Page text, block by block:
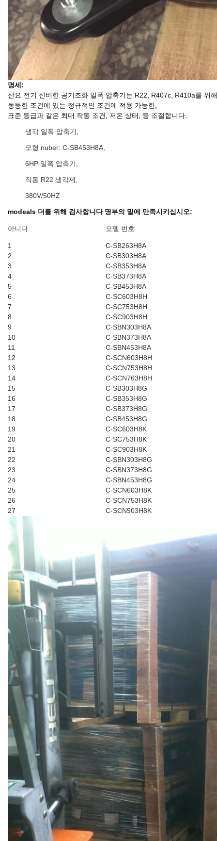
명세:
산요 전기 신비한 공기조화 일폭 압축기는 R22, R407c, R410a를 위
동등한 조건에 있는 정규적인 조건에 적용 가능한,
표준 등급과 같은 최대 작동 조건, 저온 상태, 등 조절합니다.
냉각 일폭 압축기,
모형 nuber: C-SB453H8A,
6HP 일폭 압축기,
작동 R22 냉각제,
380V/50HZ
modeals 더를 위해 검사합니다 명부의 밑에 만족시키십시오:
아니다 모델 번호
1
C-SB263H8A
2
C-SB303H8A
3
C-SB353H8A
4
C-SB373H8A
5
C-SB453H8A
6
C-SC603H8H
7
C-SC753H8H
8
C-SC903H8H
9
C-SBN303H8A
10
C-SBN373H8A
11
C-SBN453H8A
12
C-SCN603H8H
13
C-SCN753H8H
14
C-SCN763H8H
15
C-SB303H8G
16
C-SB353H8G
17
C-SB373H8G
18
C-SB453H8G
19
C-SC603H8K
20
C-SC753H8K
21
C-SC903H8K
22
C-SBN303H8G
23
C-SBN373H8G
24
C-SBN453H8G
25
C-SCN603H8K
26
C-SCN753H8K
27
C-SCN903H8K